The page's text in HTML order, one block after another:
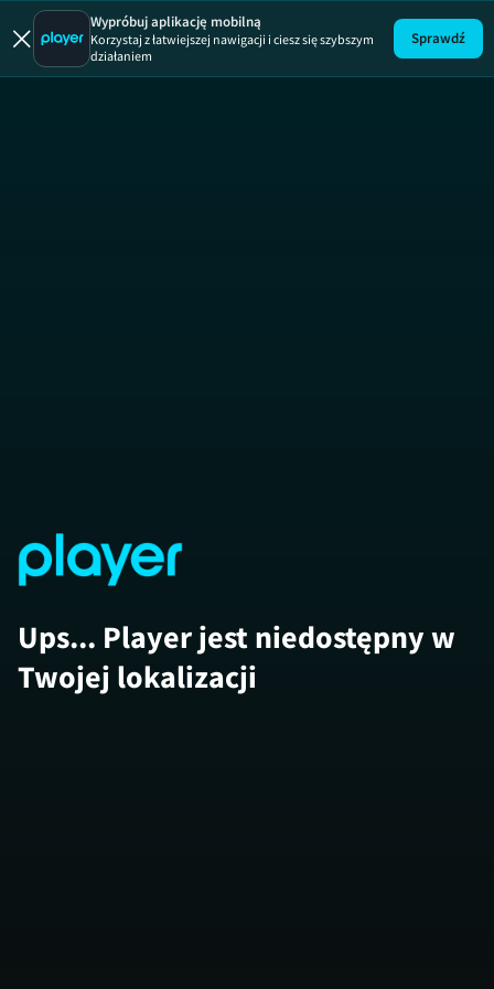
W roli
Wypróbuj aplikację mobilną
Korzystaj z łatwiejszej nawigacji i ciesz się szybszym
działaniem
Sprawdź
Ups... Player jest niedostępny w
Twojej lokalizacji